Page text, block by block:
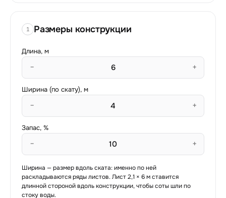
1 Размеры конструкции
Длина, м
− +
Ширина (по скату), м
− +
Запас, %
− +
Ширина — размер вдоль ската: именно по ней
раскладываются ряды листов. Лист2,1 × 6м ставится
длинной стороной вдоль конструкции, чтобы соты шли по
стоку воды.